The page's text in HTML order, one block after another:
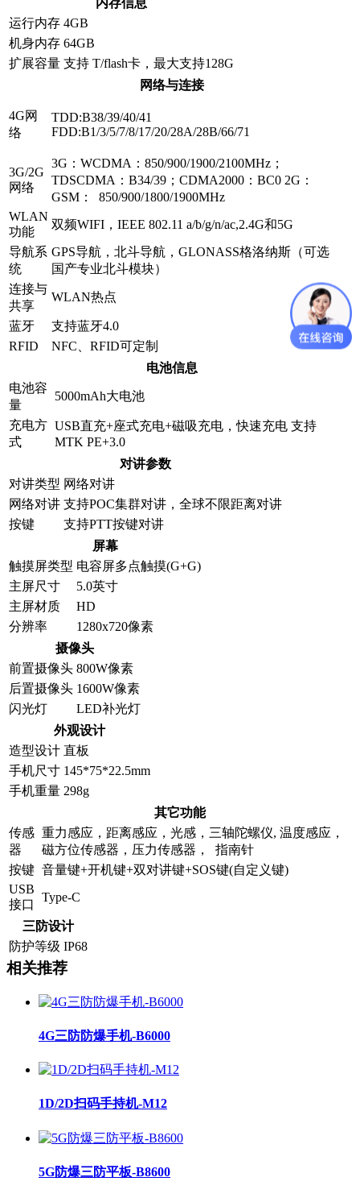
运行内存 4GB
机身内存 64GB
扩展容量 支持 T/flash卡，最大支持128G
网络与连接
4G网
络
TDD:B38/39/40/41
FDD:B1/3/5/7/8/17/20/28A/28B/66/71
3G/2G
网络
3G：WCDMA：850/900/1900/2100MHz；
TDSCDMA：B34/39；CDMA2000：BC0 2G：
GSM： 850/900/1800/1900MHz
WLAN
功能
双频WIFI，IEEE 802.11 a/b/g/n/ac,2.4G和5G
导航系
统
GPS导航，北斗导航，GLONASS格洛纳斯（可选
国产专业北斗模块）
连接与
共享
WLAN热点
蓝牙
支持蓝牙4.0
RFID
NFC、RFID可定制
电池信息
电池容
量
5000mAh大电池
充电方
式
USB直充+座式充电+磁吸充电，快速充电 支持
MTK PE+3.0
对讲参数
对讲类型 网络对讲
网络对讲 支持POC集群对讲，全球不限距离对讲
按键
支持PTT按键对讲
屏幕
触摸屏类型 电容屏多点触摸(G+G)
主屏尺寸
5.0英寸
主屏材质
HD
分辨率
1280x720像素
摄像头
前置摄像头 800W像素
后置摄像头 1600W像素
闪光灯
LED补光灯
外观设计
造型设计 直板
手机尺寸 145*75*22.5mm
手机重量 298g
其它功能
传感
器
重力感应，距离感应，光感，三轴陀螺仪, 温度感应，
磁方位传感器，压力传感器， 指南针
按键 音量键+开机键+双对讲键+SOS键(自定义键)
USB
接口
Type-C
三防设计
防护等级 IP68
相关推荐
4G三防防爆手机-B6000
1D/2D扫码手持机-M12
5G防爆三防平板-B8600